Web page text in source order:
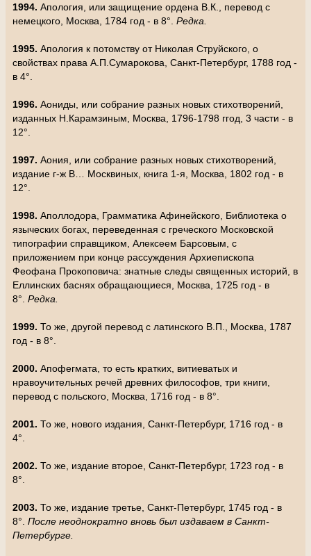
1994. Апология, или защищение ордена В.К., перевод с
немецкого, Москва, 1784 год - в 8°. Редка.
1995. Апология к потомству от Николая Струйского, о
свойствах права А.П.Сумарокова, Санкт-Петербург, 1788 год -
в 4°.
1996. Аониды, или собрание разных новых стихотворений,
изданных Н.Карамзиным, Москва, 1796-1798 ггод, 3 части - в
12°.
1997. Аония, или собрание разных новых стихотворений,
издание г-ж В… Москвиных, книга 1-я, Москва, 1802 год - в
12°.
1998. Аполлодора, Грамматика Афинейского, Библиотека о
языческих богах, переведенная с греческого Московской
типографии справщиком, Алексеем Барсовым, с
приложением при конце рассуждения Архиепископа
Феофана Прокоповича: знатные следы священных историй, в
Еллинских баснях обращающиеся, Москва, 1725 год - в
8°. Редка.
1999. То же, другой перевод с латинского В.П., Москва, 1787
год - в 8°.
2000. Апофегмата, то есть кратких, витиеватых и
нравоучительных речей древних философов, три книги,
перевод с польского, Москва, 1716 год - в 8°.
2001. То же, нового издания, Санкт-Петербург, 1716 год - в
4°.
2002. То же, издание второе, Санкт-Петербург, 1723 год - в
8°.
2003. То же, издание третье, Санкт-Петербург, 1745 год - в
8°. После неоднократно вновь был издаваем в Санкт-
Петербурге.